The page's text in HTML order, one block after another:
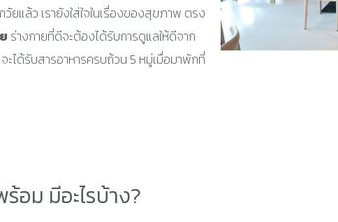
แล้ว เรายังใส่ใจในเรื่องของสุขภาพ ตรง
ร่างกายที่ดีจะต้องได้รับการดูแลให้ดีจาก
ะได้รับสารอาหารครบถ้วน 5 หมู่เมื่อมาพักที่
อม มีอะไรบ้าง?